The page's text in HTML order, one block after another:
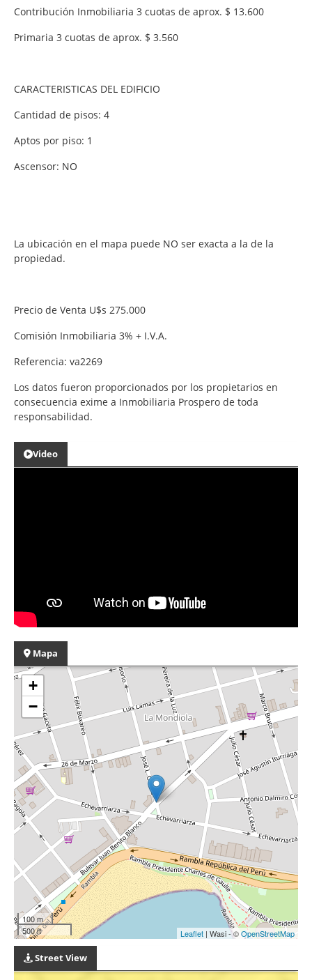
Contribución Inmobiliaria 3 cuotas de aprox. $ 13.600
Primaria 3 cuotas de aprox. $ 3.560
CARACTERISTICAS DEL EDIFICIO
Cantidad de pisos: 4
Aptos por piso: 1
Ascensor: NO
La ubicación en el mapa puede NO ser exacta a la de la
propiedad.
Precio de Venta U$s 275.000
Comisión Inmobiliaria 3% + I.V.A.
Referencia: va2269
Los datos fueron proporcionados por los propietarios en
consecuencia exime a Inmobiliaria Prospero de toda
responsabilidad.
Video
Mapa
+
−
100 m
500 ft
Leaflet | Wasi - ©OpenStreetMap
Street View